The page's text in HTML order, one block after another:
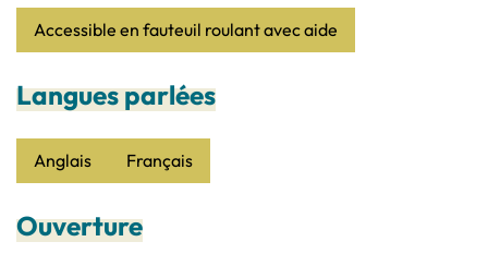
Accessible en fauteuil roulant avec aide
Langues parlées
Anglais Français
Ouverture